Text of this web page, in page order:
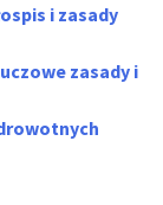
i zasady
zasady i